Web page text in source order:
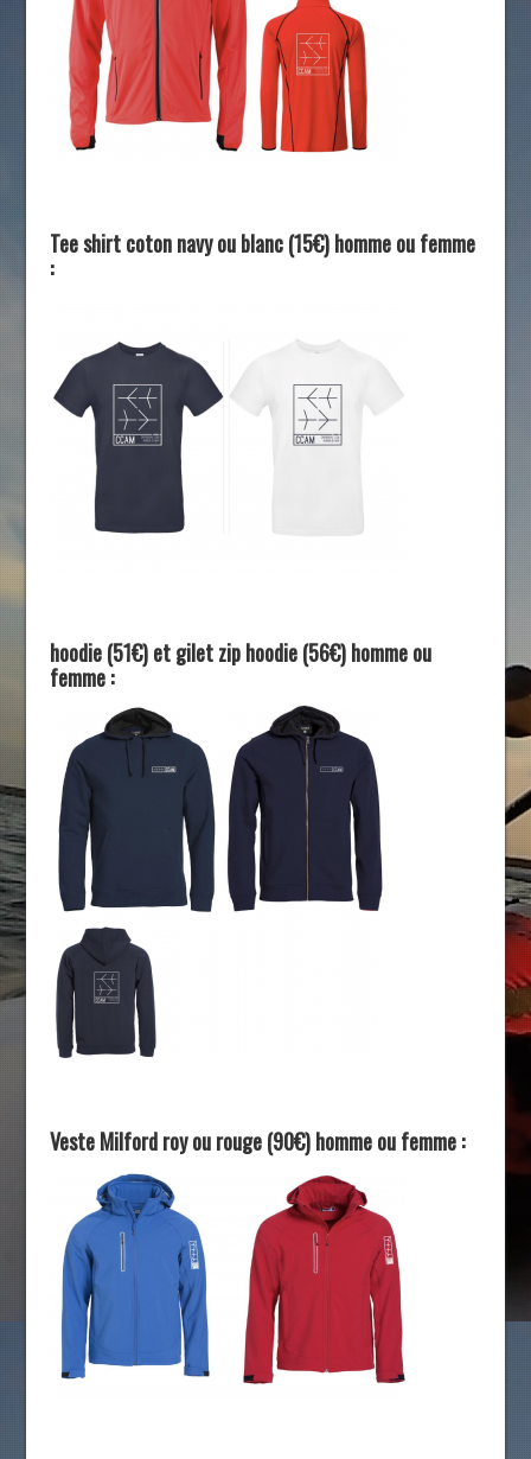
Tee shirt coton navy ou blanc (15€) homme ou femme
:
hoodie (51€) et gilet zip hoodie (56€) homme ou
femme :
Veste Milford roy ou rouge (90€) homme ou femme :